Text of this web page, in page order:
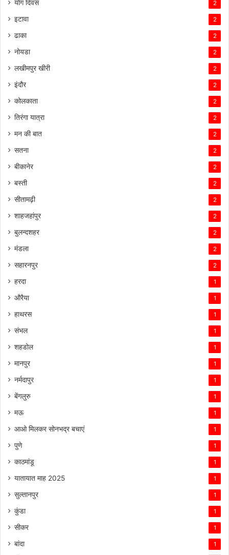
योग दिवस 2
इटावा 2
ढाका 2
नोयडा 2
लखीमपुर खीरी 2
इंदौर 2
कोलकाता 2
तिरंगा यात्रा 2
मन की बात 2
सतना 2
बीकानेर 2
बस्ती 2
सीतामढ़ी 2
शाहजहांपुर 2
बुलन्दशहर 2
मंडला 2
सहारनपुर 2
हरदा 1
औरैया 1
हाथरस 1
संभल 1
शहडोल 1
मानपुर 1
नर्मदापुर 1
बेंगलुरु 1
मऊ 1
आओ मिलकर सोनभद्र बचाएं 1
पुणे 1
काठमांडू 1
यातायात माह 2025 1
सुल्तानपुर 1
कुंडा 1
सीकर 1
बांदा 1